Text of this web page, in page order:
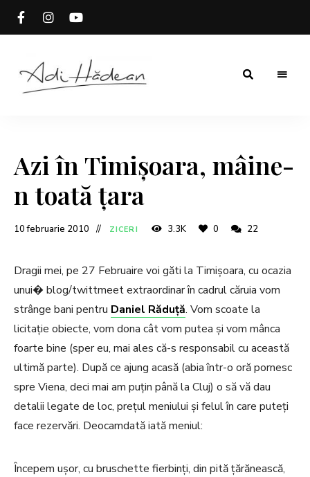
Azi în Timișoara, mâine-
n toată țara
10 februarie 2010 ZICERI 3.3K 0 22
Dragii mei, pe 27 Februaire voi găti la Timișoara, cu ocazia
unui� blog/twittmeet extraordinar în cadrul căruia vom
strânge bani pentru Daniel Răduță. Vom scoate la
licitație obiecte, vom dona cât vom putea și vom mânca
foarte bine (sper eu, mai ales că-s responsabil cu această
ultimă parte). După ce ajung acasă (abia într-o oră pornesc
spre Viena, deci mai am puțin până la Cluj) o să vă dau
detalii legate de loc, prețul meniului și felul în care puteți
face rezervări. Deocamdată iată meniul:
Începem ușor, cu bruschette fierbinți, din pită țărănească,